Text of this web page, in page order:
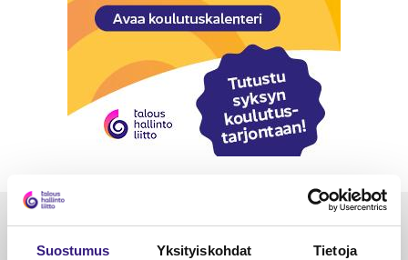
Suostumus Yksityiskohdat Tietoja
Luetuimmat